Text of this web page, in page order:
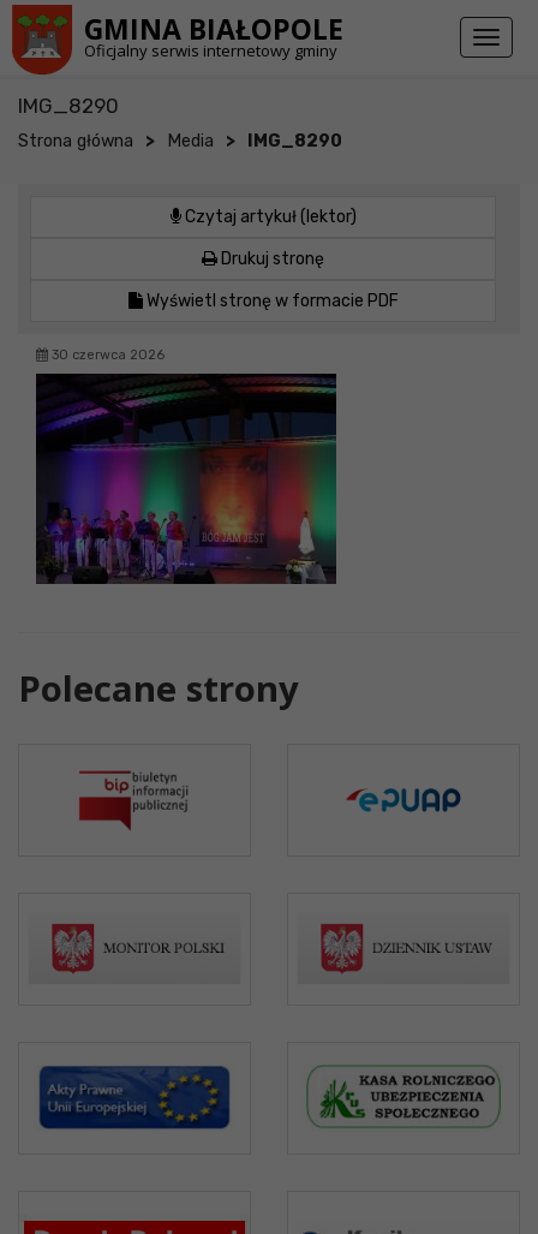
GMINA BIAŁOPOLE
Oficjalny serwis internetowy gminy
Toggle
IMG_8290
Strona główna > Media > IMG_8290
Czytaj artykuł (lektor)
Drukuj stronę
Wyświetl stronę w formacie PDF
30 czerwca 2026
Polecane strony